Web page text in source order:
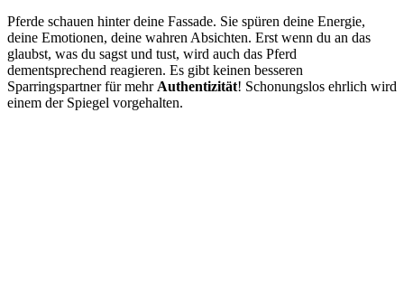
Pferde schauen hinter deine Fassade. Sie spüren deine Energie,
deine Emotionen, deine wahren Absichten. Erst wenn du an das
glaubst, was du sagst und tust, wird auch das Pferd
dementsprechend reagieren. Es gibt keinen besseren
Sparringspartner für mehr Authentizität! Schonungslos ehrlich wird
einem der Spiegel vorgehalten.